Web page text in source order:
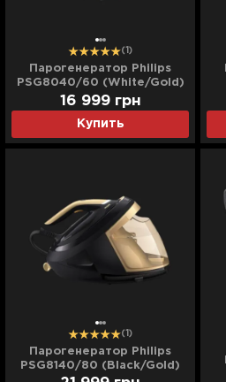
(1)
Парогенератор Philips
PSG8040/60 (White/Gold)
Купить
16 999 грн
(1)
Парогенератор Philips
PSG8140/80 (Black/Gold)